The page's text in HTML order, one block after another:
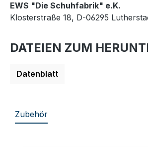
EWS "Die Schuhfabrik" e.K.
Klosterstraße 18, D-06295
DATEIEN ZUM
Datenblatt
Zubehör